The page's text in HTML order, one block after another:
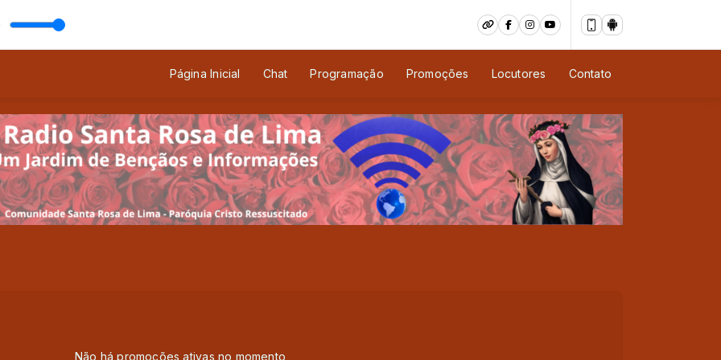
Página Inicial Chat Programação Promoções Locutores Contato
Não há promoções ativas no momento